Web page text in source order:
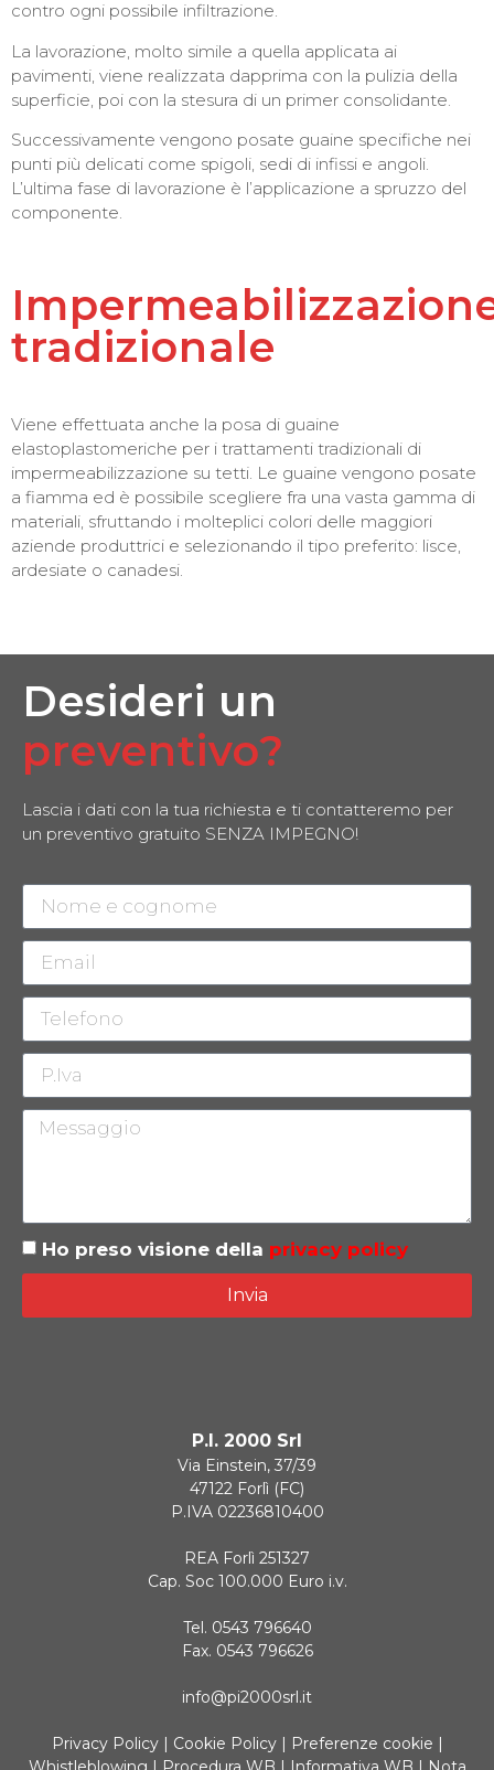
contro ogni possibile infiltrazione.
La lavorazione, molto simile a quella applicata ai
pavimenti, viene realizzata dapprima con la pulizia della
superficie, poi con la stesura di un primer consolidante.
Successivamente vengono posate guaine specifiche nei
punti più delicati come spigoli, sedi di infissi e angoli.
L’ultima fase di lavorazione è l’applicazione a spruzzo del
componente.
tradizionale
Viene effettuata anche la posa di guaine
elastoplastomeriche per i trattamenti tradizionali di
impermeabilizzazione su tetti. Le guaine vengono posate
a fiamma ed è possibile scegliere fra una vasta gamma di
materiali, sfruttando i molteplici colori delle maggiori
aziende produttrici e selezionando il tipo preferito: lisce,
ardesiate o canadesi.
Desideri un
preventivo?
Lascia i dati con la tua richiesta e ti contatteremo per
un preventivo gratuito SENZA IMPEGNO!
Ho preso visione della privacy policy
Invia
P.I. 2000 Srl
Via Einstein, 37/39
47122 Forlì (FC)
P.IVA 02236810400
REA Forlì 251327
Cap. Soc 100.000 Euro i.v.
Tel. 0543 796640
Fax. 0543 796626
info@pi2000srl.it
Privacy Policy | Cookie Policy | Preferenze cookie |